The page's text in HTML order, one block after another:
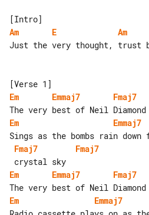
Am
E Am
Just the very thought, trust
Em
Emmaj7 Fmaj7
Em
Emmaj7
Fmaj7
Fmaj7
Em
Emmaj7 Fmaj7
Em
Emmaj7